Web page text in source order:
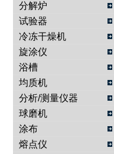
分解炉
试验器
冷冻干燥机
旋涂仪
浴槽
均质机
分析/测量仪器
球磨机
涂布
熔点仪